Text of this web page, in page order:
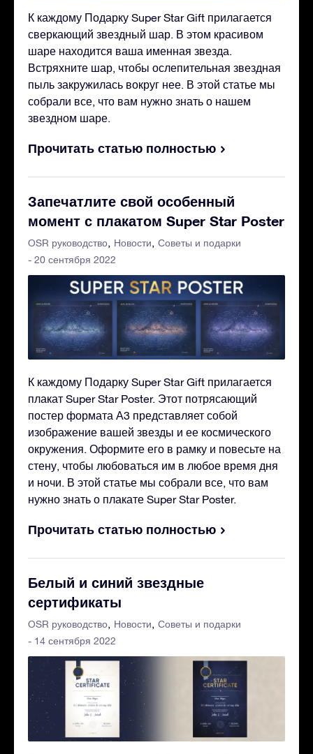
К каждому Подарку Super Star Gift прилагается
сверкающий звездный шар. В этом красивом
шаре находится ваша именная звезда.
Встряхните шар, чтобы ослепительная звездная
пыль закружилась вокруг нее. В этой статье мы
собрали все, что вам нужно знать о нашем
звездном шаре.
Прочитать статью полностью
Запечатлите свой особенный
момент с плакатом Super Star Poster
OSR руководство Новости
Советы и подарки
- 20 сентября 2022
К каждому Подарку Super Star Gift прилагается
плакат Super Star Poster. Этот потрясающий
постер формата А3 представляет собой
изображение вашей звезды и ее космического
окружения. Оформите его в рамку и повесьте на
стену, чтобы любоваться им в любое время дня
и ночи. В этой статье мы собрали все, что вам
нужно знать о плакате Super Star Poster.
Прочитать статью полностью
Белый и синий звездные
сертификаты
OSR руководство Новости
Советы и подарки
- 14 сентября 2022